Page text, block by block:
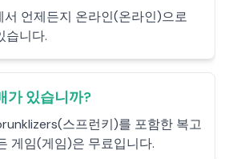
언제든지 온라인(온라인)으로
습니다.
가 있습니까?
스프런키)를 포함한 복고
게임(게임)은 무료입니다.